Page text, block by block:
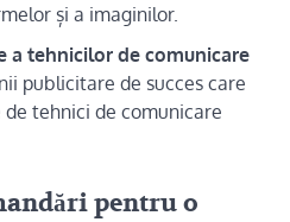
și a imaginilor.
a tehnicilor de comunicare
publicitare de succes care
tehnici de comunicare
pentru o